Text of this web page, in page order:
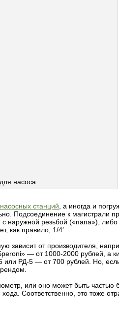
насоса
насосных станций , а иногда и
Подсоединение к магистрали
наружной резьбой («папа»), либо
как правило, 1/4′.
зависит от производителя,
— от 1000-2000 рублей, а
или РД-5 — от 700 рублей. Но,
или оно может быть частью
Соответственно, это тоже